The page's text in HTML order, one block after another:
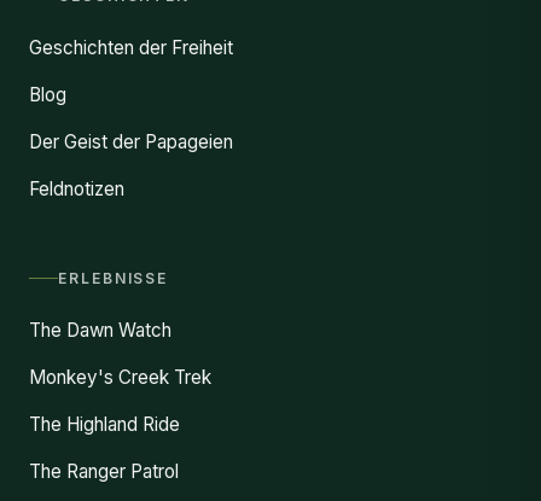
Geschichten der Freiheit
Blog
Der Geist der Papageien
Feldnotizen
ERLEBNISSE
The Dawn Watch
Monkey's Creek Trek
The Highland Ride
The Ranger Patrol